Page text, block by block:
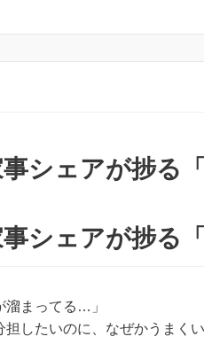
シェアが捗る
シェアが捗る
溜まってる…」
担したいのに、なぜかうまく